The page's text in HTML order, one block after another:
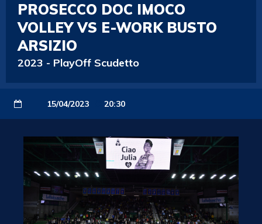
PROSECCO DOC IMOCO
VOLLEY VS E-WORK BUSTO
ARSIZIO
2023 - PlayOff Scudetto
15/04/2023 20:30